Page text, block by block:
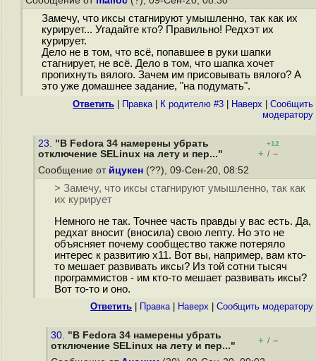
Замечу, что иксы стагнируют умышленно, так как их
курирует... Угадайте кто? Правильно! Редхэт их
курирует.
Дело не в том, что всë, попавшее в руки шапки
стагнирует, не всë. Дело в том, что шапка хочет
пропихнуть вялого. Зачем им присовывать вялого? А
это уже домашнее задание, "на подумать".
Ответить Правка| К родителю #3 Наверх
Cообщить
модератору
23. "В Fedora 34 намерены убрать
отключение SELinux на лету и пер..."
+12
+ / –
Сообщение от йцукен (??), 09-Сен-20, 08:52
> Замечу, что иксы стагнируют умышленно, так как
их курирует
Немного не так. Точнее часть правды у вас есть. Да,
редхат вносит (вносила) свою лепту. Но это не
объясняет почему сообщество также потеряло
интерес к развитию x11. Вот вы, например, вам кто-
то мешает развивать иксы? Из той сотни тысяч
программистов - им кто-то мешает развивать иксы?
Вот то-то и оно.
Ответить Правка| Наверх Cообщить модератору
30. "В Fedora 34 намерены убрать
отключение SELinux на лету и пер..."
+ / –